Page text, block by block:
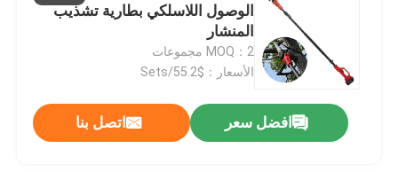
الوصول اللاسلكي بطارية تشذيب
المنشار
MOQ：2 مجموعات
الأسعار：$55.2/Sets
افضل سعر اتصل بنا